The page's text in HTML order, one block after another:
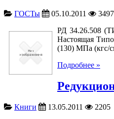
ГОСТы 05.10.2011
3497
РД
Настоящая
(130) МПа (кгс/
Подробнее »
Книги 13.05.2011
2205